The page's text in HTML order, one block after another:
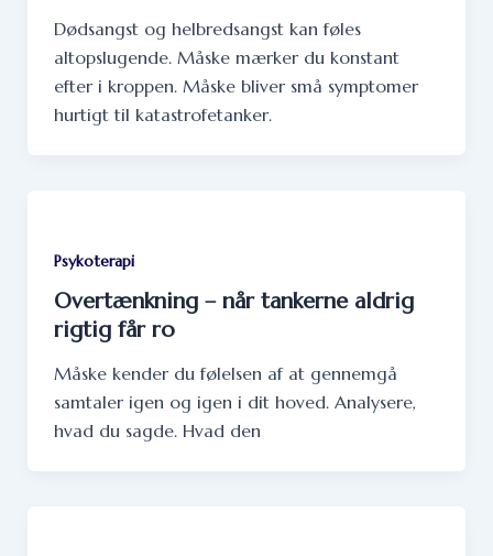
Dødsangst og helbredsangst kan føles
altopslugende. Måske mærker du konstant
efter i kroppen. Måske bliver små symptomer
hurtigt til katastrofetanker.
Psykoterapi
Overtænkning – når tankerne aldrig
rigtig får ro
Måske kender du følelsen af at gennemgå
samtaler igen og igen i dit hoved. Analysere,
hvad du sagde. Hvad den